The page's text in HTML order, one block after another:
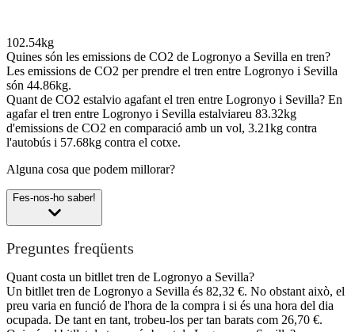
102.54kg
Quines són les emissions de CO2 de Logronyo a Sevilla en tren?
Les emissions de CO2 per prendre el tren entre Logronyo i Sevilla
són 44.86kg.
Quant de CO2 estalvio agafant el tren entre Logronyo i Sevilla? En
agafar el tren entre Logronyo i Sevilla estalviareu 83.32kg
d'emissions de CO2 en comparació amb un vol, 3.21kg contra
l'autobús i 57.68kg contra el cotxe.
Alguna cosa que podem millorar?
Fes-nos-ho saber!
Preguntes freqüents
Quant costa un bitllet tren de Logronyo a Sevilla?
Un bitllet tren de Logronyo a Sevilla és 82,32 €. No obstant això, el
preu varia en funció de l'hora de la compra i si és una hora del dia
ocupada. De tant en tant, trobeu-los per tan barats com 26,70 €.